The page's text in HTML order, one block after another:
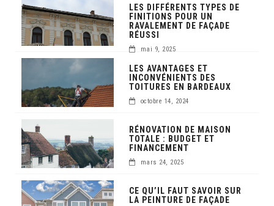
LES DIFFÉRENTS TYPES DE
FINITIONS POUR UN
RAVALEMENT DE FAÇADE
RÉUSSI
mai 9, 2025
LES AVANTAGES ET
INCONVÉNIENTS DES
TOITURES EN BARDEAUX
octobre 14, 2024
RÉNOVATION DE MAISON
TOTALE : BUDGET ET
FINANCEMENT
mars 24, 2025
CE QU’IL FAUT SAVOIR SUR
LA PEINTURE DE FAÇADE